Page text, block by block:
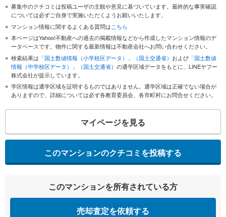
募集中のクチコミは投稿ユーザの主観や意見に基づいています。最終的な事実確認
については必ずご自身で実施いただくようお願いいたします。
マンション情報に関するよくある質問はこちら
本ページはYahoo!不動産への過去の掲載情報などから作成したマンション情報のデ
ータベースです。物件に関する最新情報は不動産会社へお問い合わせください。
検索結果は 「国土数値情報（小学校区データ）」（国土交通省） および 「国土数値
情報（中学校区データ）」（国土交通省） の通学区域データをもとに、LINEヤフー
株式会社が提示しています。
学区情報は通学区域を証明するものではありません。通学区域は正確でない場合が
ありますので、詳細については必ず各教育委員会、各市町村にお問合せください。
マイページを見る
このマンションのクチコミを投稿する
このマンションを所有されている方
売却査定を依頼する